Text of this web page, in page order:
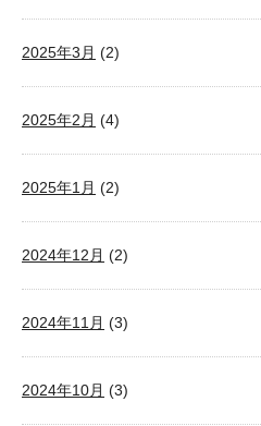
2025年3月 (2)
2025年2月 (4)
2025年1月 (2)
2024年12月 (2)
2024年11月 (3)
2024年10月 (3)